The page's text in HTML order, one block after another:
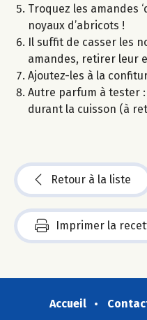
Troquez les amandes
noyaux d’abricots !
Il suffit de casser les
amandes, retirer leur
Ajoutez-les à la
Autre parfum à tester
durant la cuisson (à
Retour à la liste
Imprimer la
Accueil